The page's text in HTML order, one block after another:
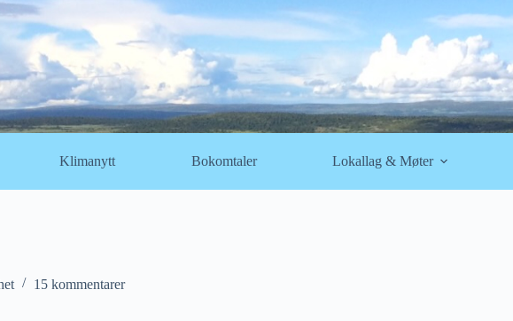
Klimanytt Bokomtaler Lokallag & Møter
15 kommentarer